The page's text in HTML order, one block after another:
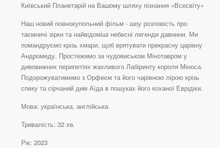
Київський Планетарій на Вашому шляху пізнання «Всесвіту»
Наш новий повнокупольний фільм - шоу розповість про
таємничі зірки та найвідоміші небесні легенди давнини. Ми
помандруємо крізь хмари, щоб врятувати прекрасну царівну
Андромеду. Простежимо за чудовиськом Мінотавром у
дивовижних перипетіях жахливого Лабіринту короля Міноса.
Подорожуватимемо з Орфеєм та його чарівною лірою крізь
спеку та сірчаний дим Аїда в пошуках його коханої Еврідіки.
Мова: українська, англійська.
Тривалість: 32 хв.
Рік: 2023